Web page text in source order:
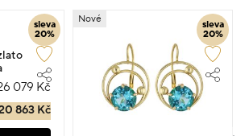
sleva
20%
6.9g
079 Kč
863 Kč
sleva
20%
Nové